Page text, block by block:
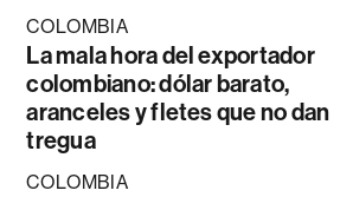
COLOMBIA
La mala hora del exportador
colombiano: dólar barato,
aranceles y fletes que no dan
tregua
COLOMBIA